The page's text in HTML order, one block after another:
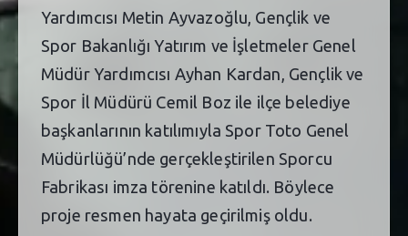
Yardımcısı Metin Ayvazoğlu, Gençlik ve
Spor Bakanlığı Yatırım ve İşletmeler Genel
Müdür Yardımcısı Ayhan Kardan, Gençlik ve
Spor İl Müdürü Cemil Boz ile ilçe belediye
başkanlarının katılımıyla Spor Toto Genel
Müdürlüğü’nde gerçekleştirilen Sporcu
Fabrikası imza törenine katıldı. Böylece
proje resmen hayata geçirilmiş oldu.